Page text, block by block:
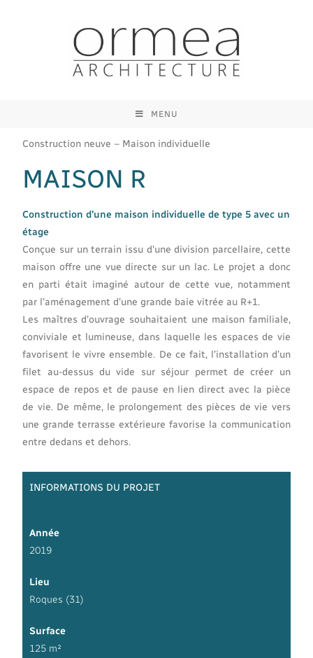
MENU
Construction neuve – Maison individuelle
MAISON R
Construction d’une maison individuelle de type 5 avec un
étage
Conçue sur un terrain issu d’une division parcellaire, cette
maison offre une vue directe sur un lac. Le projet a donc
en parti était imaginé autour de cette vue, notamment
par l’aménagement d’une grande baie vitrée au R+1.
Les maîtres d’ouvrage souhaitaient une maison familiale,
conviviale et lumineuse, dans laquelle les espaces de vie
favorisent le vivre ensemble. De ce fait, l’installation d’un
filet au-dessus du vide sur séjour permet de créer un
espace de repos et de pause en lien direct avec la pièce
de vie. De même, le prolongement des pièces de vie vers
une grande terrasse extérieure favorise la communication
entre dedans et dehors.
INFORMATIONS DU PROJET
Année
2019
Lieu
Roques (31)
Surface
125 m²